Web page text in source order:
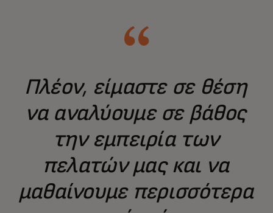
Πλέον, είμαστε σε θέση
να αναλύουμε σε βάθος
την εμπειρία των
πελατών μας και να
μαθαίνουμε περισσότερα